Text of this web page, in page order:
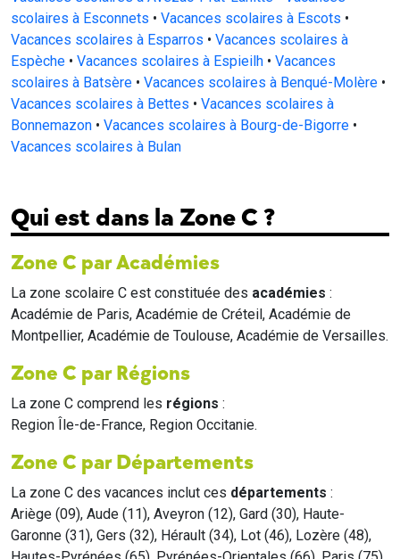
scolaires à Esconnets • Vacances scolaires à Escots •
Vacances scolaires à Esparros • Vacances scolaires à
Espèche • Vacances scolaires à Espieilh • Vacances
scolaires à Batsère • Vacances scolaires à Benqué-Molère •
Vacances scolaires à Bettes • Vacances scolaires à
Bonnemazon • Vacances scolaires à Bourg-de-Bigorre •
Vacances scolaires à Bulan
Qui est dans la Zone C ?
Zone C par Académies
La zone scolaire C est constituée des académies :
Académie de Paris, Académie de Créteil, Académie de
Montpellier, Académie de Toulouse, Académie de Versailles.
Zone C par Régions
La zone C comprend les régions :
Region Île-de-France, Region Occitanie.
Zone C par Départements
La zone C des vacances inclut ces départements :
Ariège (09), Aude (11), Aveyron (12), Gard (30), Haute-
Garonne (31), Gers (32), Hérault (34), Lot (46), Lozère (48),